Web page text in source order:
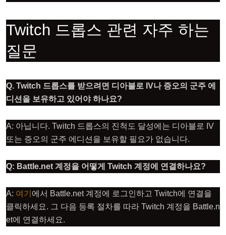
Twitch 드롭스 관련 자주 하는
질문
Q. Twitch 드롭스를 받으려면 디아블로 IV나 증오의 군주 에
디션을 보유하고 있어야 하나요?
A: 아닙니다. Twitch 드롭스의 진척도 달성에는 디아블로 IV
또는 증오의 군주 에디션을 보유할 필요가 없습니다.
Q: Battle.net 계정을 어떻게 Twitch 계정에 연결하나요?
A: 여기 에서 Battle.net 계정에 로그인하고 Twitch에 연결을
클릭하세요. 그 다음 등록 절차를 따라 Twitch 계정을 Battle.n
et에 연결하세요.